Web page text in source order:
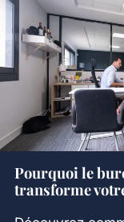
Pourquoi le
transforme